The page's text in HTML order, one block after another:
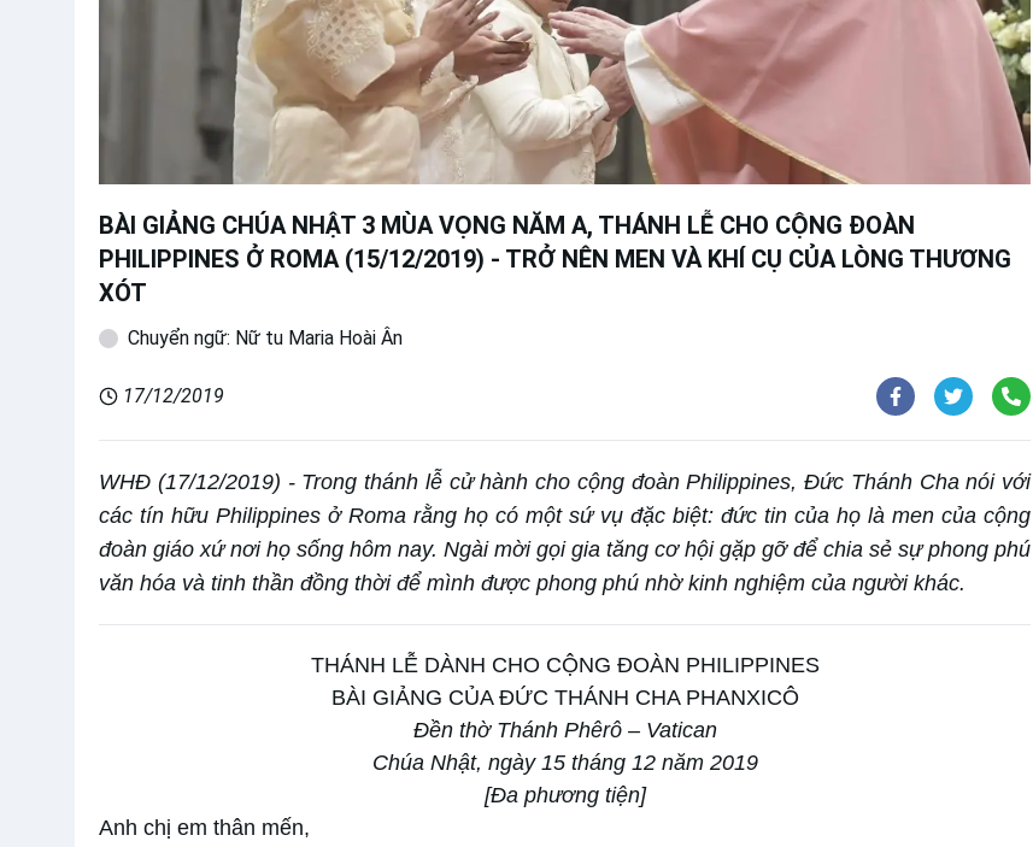
BÀI GIẢNG CHÚA NHẬT 3 MÙA VỌNG NĂM A, THÁNH LỄ CHO CỘNG ĐOÀN
PHILIPPINES Ở ROMA (15/12/2019) - TRỞ NÊN MEN VÀ KHÍ CỤ CỦA LÒNG THƯƠNG
XÓT
Chuyển ngữ: Nữ tu Maria Hoài Ân
17/12/2019
WHĐ (17/12/2019) - Trong thánh lễ cử hành cho cộng đoàn Philippines, Đức Thánh Cha nói với
các tín hữu Philippines ở Roma rằng họ có một sứ vụ đặc biệt: đức tin của họ là men của cộng
đoàn giáo xứ nơi họ sống hôm nay. Ngài mời gọi gia tăng cơ hội gặp gỡ để chia sẻ sự phong phú
văn hóa và tinh thần đồng thời để mình được phong phú nhờ kinh nghiệm của người khác.
THÁNH LỄ DÀNH CHO CỘNG ĐOÀN PHILIPPINES
BÀI GIẢNG CỦA ĐỨC THÁNH CHA PHANXICÔ
Đền thờ Thánh Phêrô – Vatican
Chúa Nhật, ngày 15 tháng 12 năm 2019
[Đa phương tiện]
Anh chị em thân mến,